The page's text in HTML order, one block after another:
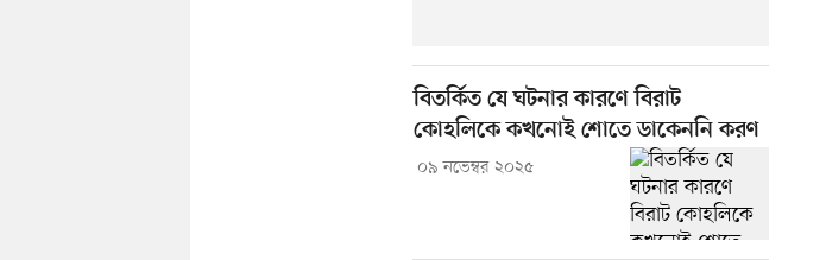
বিতর্কিত যে ঘটনার কারণে বিরাট
কোহলিকে কখনোই শোতে ডাকেননি করণ
০৯ নভেম্বর ২০২৫